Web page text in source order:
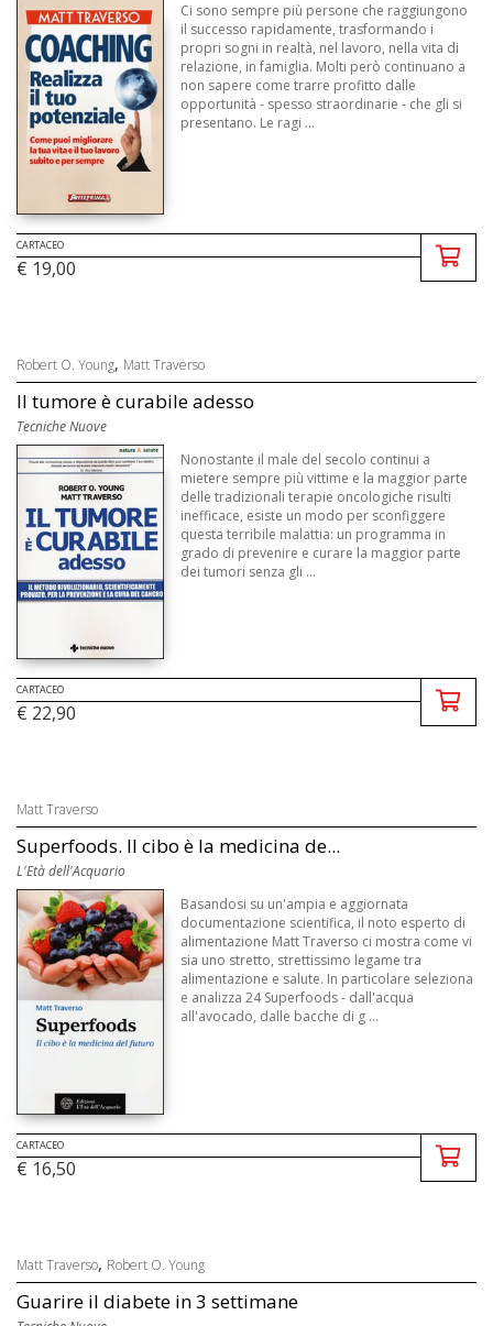
Ci sono sempre più persone che raggiungono
il successo rapidamente, trasformando i
propri sogni in realtà, nel lavoro, nella vita di
relazione, in famiglia. Molti però continuano a
non sapere come trarre profitto dalle
opportunità - spesso straordinarie - che gli si
presentano. Le ragi ...
CARTACEO
€ 19,00
Robert O. Young, Matt Traverso
Il tumore è curabile adesso
Tecniche Nuove
Nonostante il male del secolo continui a
mietere sempre più vittime e la maggior parte
delle tradizionali terapie oncologiche risulti
inefficace, esiste un modo per sconfiggere
questa terribile malattia: un programma in
grado di prevenire e curare la maggior parte
dei tumori senza gli ...
CARTACEO
€ 22,90
Matt Traverso
Superfoods. Il cibo è la medicina de...
L'Età dell'Acquario
Basandosi su un'ampia e aggiornata
documentazione scientifica, il noto esperto di
alimentazione Matt Traverso ci mostra come vi
sia uno stretto, strettissimo legame tra
alimentazione e salute. In particolare seleziona
e analizza 24 Superfoods - dall'acqua
all'avocado, dalle bacche di g ...
CARTACEO
€ 16,50
Matt Traverso, Robert O. Young
Guarire il diabete in 3 settimane